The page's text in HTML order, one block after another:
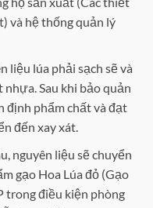
và hệ thống quản lý
liệu lúa phải sạch sẽ và
Sau khi bảo quản
định phẩm chất và đạt
đến xay xát.
nguyên liệu sẽ chuyển
gạo Hoa Lúa đỏ (Gạo
trong điều kiện phòng